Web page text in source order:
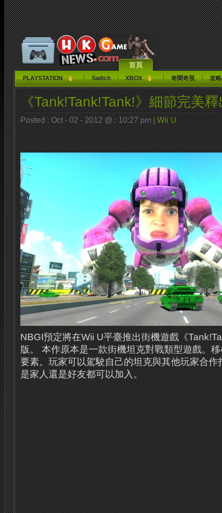
首頁
PLAYSTATION Switch XBOX 奇聞奇視 攻
《Tank!Tank!Tank!》細節完美
Posted : Oct - 02 - 2012 @ : 10:27 pm | Wii U
NBGI預定將在Wii U平臺推出街機遊戲《
版。 本作原本是一款街機坦克對戰類型遊戲。
要素。玩家可以駕駛自己的坦克與其他玩家合作
是家人還是好友都可以加入。